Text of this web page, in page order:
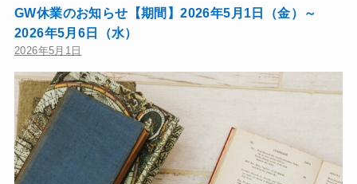
GW休業のお知らせ【期間】2026年5月1日（金）～
2026年5月6日（水）
2026年5月1日